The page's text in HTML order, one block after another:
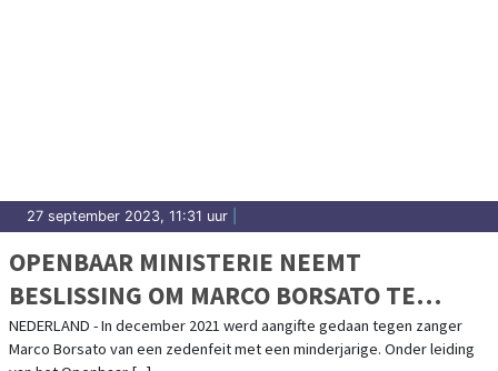
27 september 2023, 11:31 uur
OPENBAAR MINISTERIE NEEMT
BESLISSING OM MARCO BORSATO TE
DAGVAARDEN IN ZEDENZAAK
NEDERLAND - In december 2021 werd aangifte gedaan tegen zanger
Marco Borsato van een zedenfeit met een minderjarige. Onder leiding